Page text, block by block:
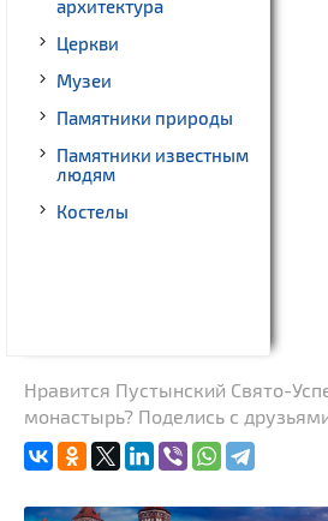
архитектура
Церкви
Музеи
Памятники природы
Памятники известным
людям
Костелы
Нравится Пустынский Свято-
монастырь? Поделись с